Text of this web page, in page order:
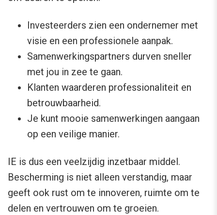
Investeerders zien een ondernemer met
visie en een professionele aanpak.
Samenwerkingspartners durven sneller
met jou in zee te gaan.
Klanten waarderen professionaliteit en
betrouwbaarheid.
Je kunt mooie samenwerkingen aangaan
op een veilige manier.
IE is dus een veelzijdig inzetbaar middel.
Bescherming is niet alleen verstandig, maar
geeft ook rust om te innoveren, ruimte om te
delen en vertrouwen om te groeien.